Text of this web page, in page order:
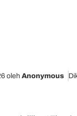
oleh Anonymous